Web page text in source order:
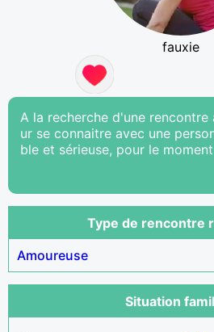
fauxie
A la recherche d'une
ur se connaitre avec une
ble et sérieuse, pour le
Type de rencontre
Amoureuse
Situation